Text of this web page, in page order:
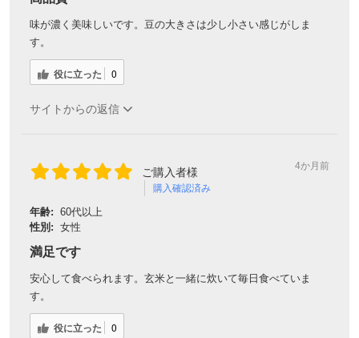
味が濃く美味しいです。豆の大きさは少し小さい感じがしま
す。
役に立った 0
サイトからの返信
ご購入者様
購入確認済み
4か月前
年齢: 60代以上
性別: 女性
満足です
安心して食べられます。玄米と一緒に炊いて毎日食べていま
す。
役に立った 0